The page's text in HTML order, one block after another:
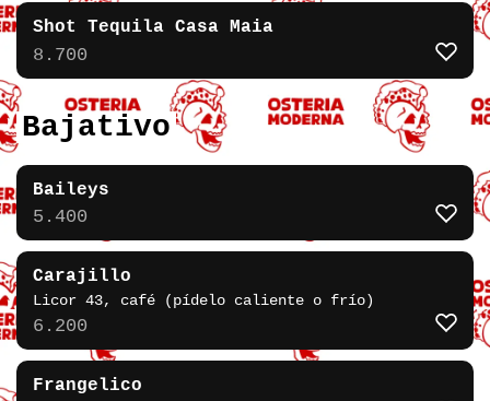
Shot Tequila Casa Maia
8.700
Bajativo
Baileys
5.400
Carajillo
Licor 43, café (pídelo caliente o frío)
6.200
Frangelico